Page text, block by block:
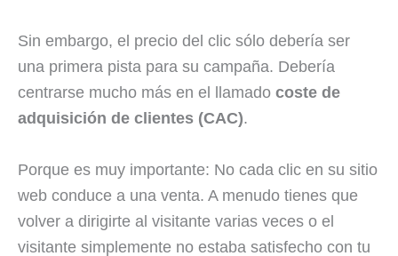
Sin embargo, el precio del clic sólo debería ser
una primera pista para su campaña. Debería
centrarse mucho más en el llamado coste de
adquisición de clientes (CAC).
Porque es muy importante: No cada clic en su sitio
web conduce a una venta. A menudo tienes que
volver a dirigirte al visitante varias veces o el
visitante simplemente no estaba satisfecho con tu